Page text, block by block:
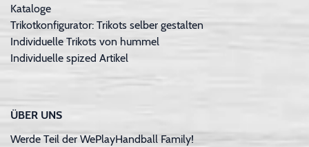
Kataloge
Trikotkonfigurator: Trikots selber gestalten
Individuelle Trikots von hummel
Individuelle spized Artikel
ÜBER UNS
Werde Teil der WePlayHandball Family!